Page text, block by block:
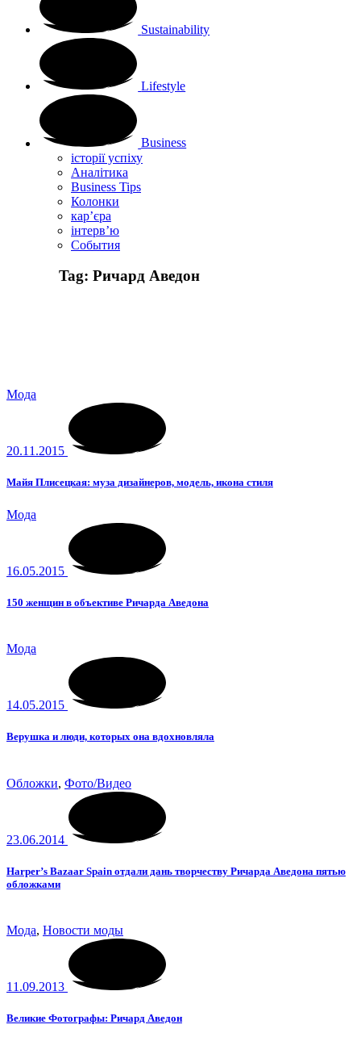
Sustainability
Lifestyle
Business
історії успіху
Аналітика
Business Tips
Колонки
кар’єра
інтерв’ю
Cобытия
Tag: Ричард Аведон
Мода
20.11.2015
Майя Плисецкая: муза дизайнеров, модель, икона стиля
Мода
16.05.2015
150 женщин в объективе Ричарда Аведона
Мода
14.05.2015
Верушка и люди, которых она вдохновляла
Обложки, Фото/Видео
23.06.2014
Harper’s Bazaar Spain отдали дань творчеству Ричарда Аведона пятью
обложками
Мода, Новости моды
11.09.2013
Великие Фотографы: Ричард Аведон